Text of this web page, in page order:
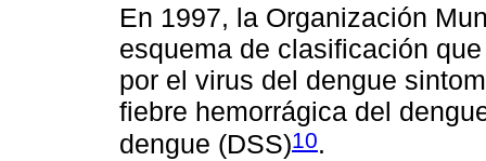
En 1997, la Organización
esquema de clasificación
por el virus del dengue
fiebre hemorrágica del
dengue (DSS)10.